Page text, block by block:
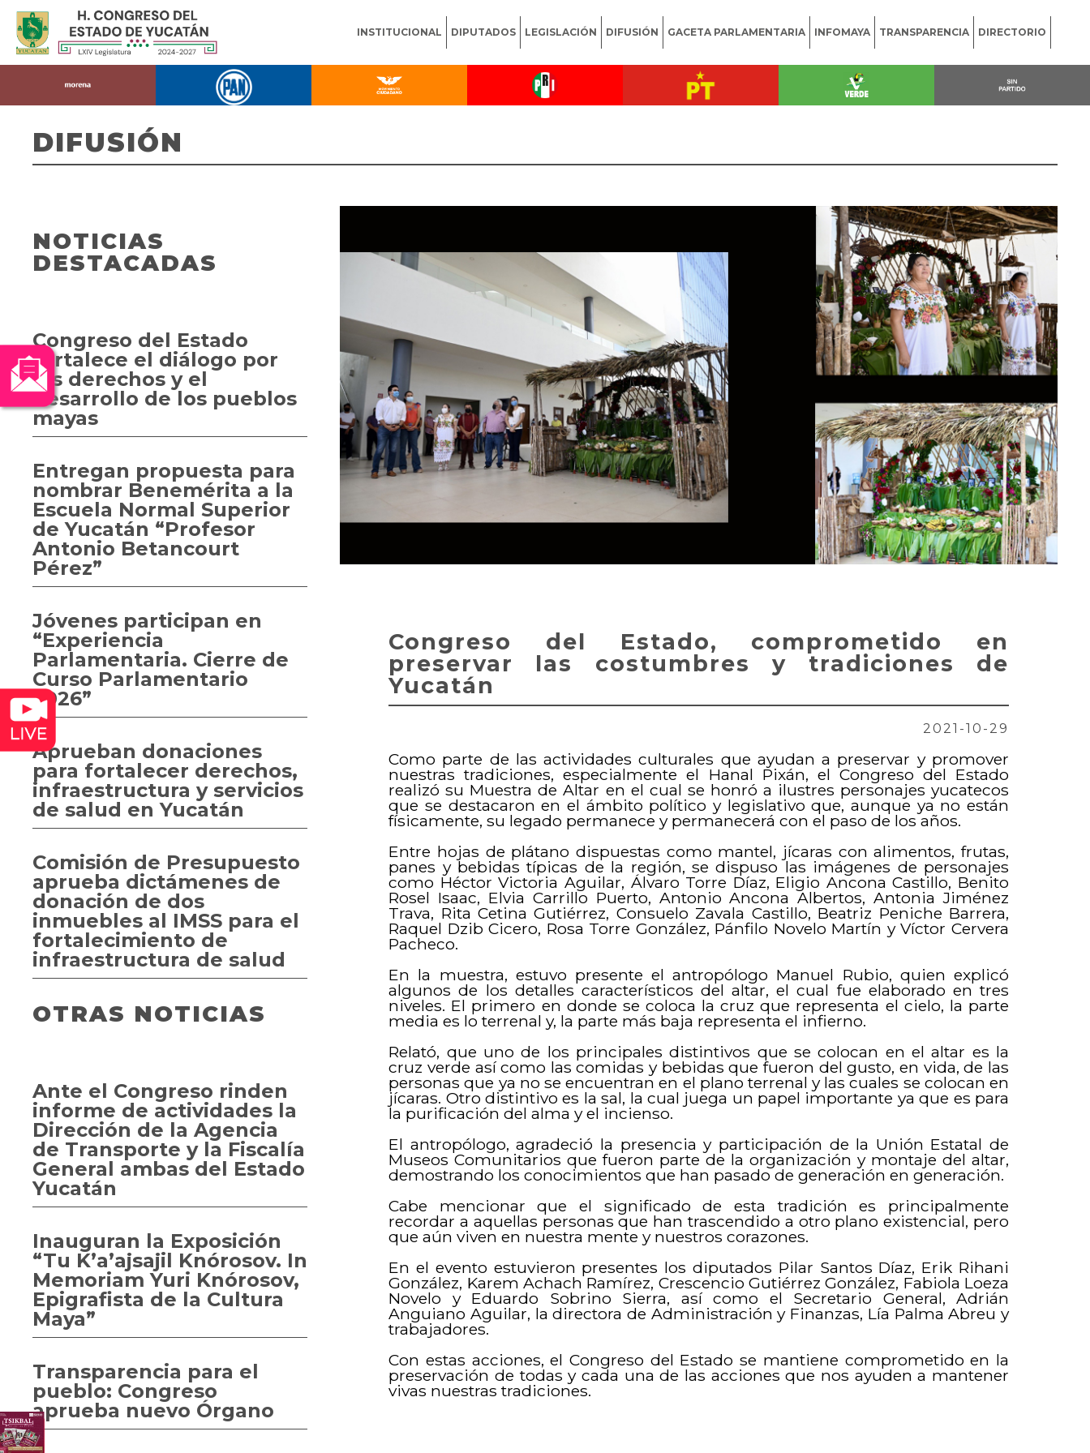
INSTITUCIONAL DIPUTADOS LEGISLACIÓN DIFUSIÓN GACETA PARLAMENTARIA INFOMAYA TRANSPARENCIA DIRECTORIO
DIFUSIÓN
Congreso del Estado, comprometido en
preservar las costumbres y tradiciones de
Yucatán
2021-10-29
Como parte de las actividades culturales que ayudan a preservar y promover
nuestras tradiciones, especialmente el Hanal Pixán, el Congreso del Estado
realizó su Muestra de Altar en el cual se honró a ilustres personajes yucatecos
que se destacaron en el ámbito político y legislativo que, aunque ya no están
físicamente, su legado permanece y permanecerá con el paso de los años.
Entre hojas de plátano dispuestas como mantel, jícaras con alimentos, frutas,
panes y bebidas típicas de la región, se dispuso las imágenes de personajes
como Héctor Victoria Aguilar, Álvaro Torre Díaz, Eligio Ancona Castillo, Benito
Rosel Isaac, Elvia Carrillo Puerto, Antonio Ancona Albertos, Antonia Jiménez
Trava, Rita Cetina Gutiérrez, Consuelo Zavala Castillo, Beatriz Peniche Barrera,
Raquel Dzib Cicero, Rosa Torre González, Pánfilo Novelo Martín y Víctor Cervera
Pacheco.
En la muestra, estuvo presente el antropólogo Manuel Rubio, quien explicó
algunos de los detalles característicos del altar, el cual fue elaborado en tres
niveles. El primero en donde se coloca la cruz que representa el cielo, la parte
media es lo terrenal y, la parte más baja representa el infierno.
Relató, que uno de los principales distintivos que se colocan en el altar es la
cruz verde así como las comidas y bebidas que fueron del gusto, en vida, de las
personas que ya no se encuentran en el plano terrenal y las cuales se colocan en
jícaras. Otro distintivo es la sal, la cual juega un papel importante ya que es para
la purificación del alma y el incienso.
El antropólogo, agradeció la presencia y participación de la Unión Estatal de
Museos Comunitarios que fueron parte de la organización y montaje del altar,
demostrando los conocimientos que han pasado de generación en generación.
Cabe mencionar que el significado de esta tradición es principalmente
recordar a aquellas personas que han trascendido a otro plano existencial, pero
que aún viven en nuestra mente y nuestros corazones.
En el evento estuvieron presentes los diputados Pilar Santos Díaz, Erik Rihani
González, Karem Achach Ramírez, Crescencio Gutiérrez González, Fabiola Loeza
Novelo y Eduardo Sobrino Sierra, así como el Secretario General, Adrián
Anguiano Aguilar, la directora de Administración y Finanzas, Lía Palma Abreu y
trabajadores.
Con estas acciones, el Congreso del Estado se mantiene comprometido en la
preservación de todas y cada una de las acciones que nos ayuden a mantener
vivas nuestras tradiciones.
NOTICIAS
DESTACADAS
Congreso del Estado
fortalece el diálogo por
los derechos y el
desarrollo de los pueblos
mayas
Entregan propuesta para
nombrar Benemérita a la
Escuela Normal Superior
de Yucatán “Profesor
Antonio Betancourt
Pérez”
Jóvenes participan en
“Experiencia
Parlamentaria. Cierre de
Curso Parlamentario
2026”
Aprueban donaciones
para fortalecer derechos,
infraestructura y servicios
de salud en Yucatán
Comisión de Presupuesto
aprueba dictámenes de
donación de dos
inmuebles al IMSS para el
fortalecimiento de
infraestructura de salud
OTRAS NOTICIAS
Ante el Congreso rinden
informe de actividades la
Dirección de la Agencia
de Transporte y la Fiscalía
General ambas del Estado
Yucatán
Inauguran la Exposición
“Tu K’a’ajsajil Knórosov. In
Memoriam Yuri Knórosov,
Epigrafista de la Cultura
Maya”
Transparencia para el
pueblo: Congreso
aprueba nuevo Órgano